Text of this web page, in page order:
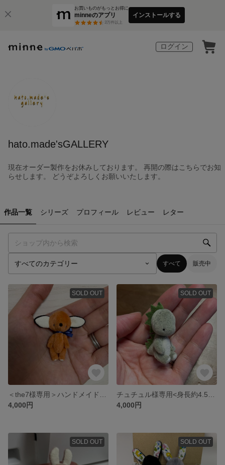
お買いものがもっとお得に
minneのアプリ
3万件以上
インストールする
ログイン
hato.made'sGALLERY
現在オーダー製作をお休みしております。 再開の際はこちらでお知
らせします。 どうぞよろしくお願いいたします。
作品一覧 シリーズ プロフィール レビュー レター
すべて 販売中
SOLD OUT
4,000円
SOLD OUT
4,000円
SOLD OUT SOLD OUT